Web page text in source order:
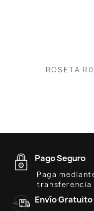
ROSETA
Pago Seguro
Paga
transferencia
Envío Gratuito